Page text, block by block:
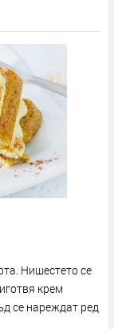
Нишестето се
крем
се нареждат ред